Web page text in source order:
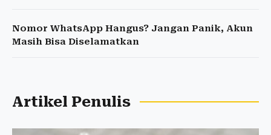
Nomor WhatsApp Hangus? Jangan Panik, Akun
Masih Bisa Diselamatkan
Artikel Penulis